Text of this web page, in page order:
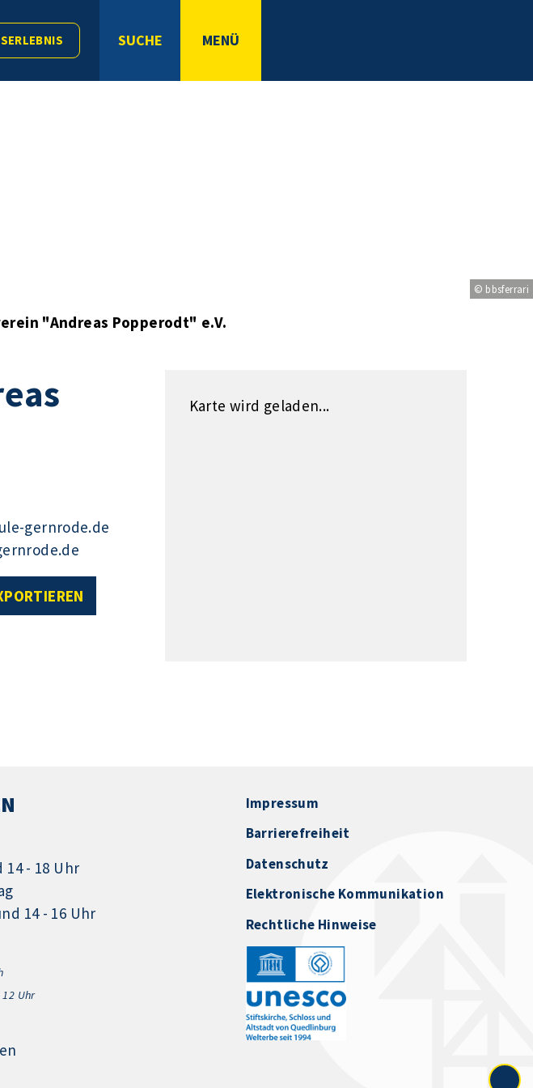
SUCHE MENÜ
© bbsferrari
"Andreas Popperodt" e.V.
gernrode.de
Karte wird geladen...
14 - 18 Uhr
14 - 16 Uhr
Uhr
Impressum
Barrierefreiheit
Datenschutz
Elektronische Kommunikation
Rechtliche Hinweise